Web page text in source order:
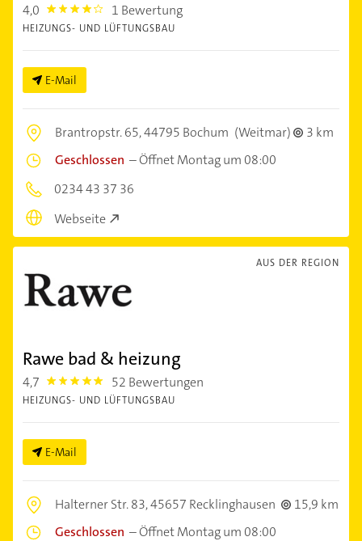
4,0 4.0 1 Bewertung
HEIZUNGS- UND LÜFTUNGSBAU
E-Mail
Brantropstr. 65,44795 Bochum (Weitmar)
3 km
Geschlossen –Öffnet Montag um 08:00
0234 43 37 36
Webseite
AUS DER REGION
Rawe bad & heizung
4,7 4.7000003 52 Bewertungen
HEIZUNGS- UND LÜFTUNGSBAU
E-Mail
Halterner Str. 83,45657 Recklinghausen
15,9 km
Geschlossen –Öffnet Montag um 08:00